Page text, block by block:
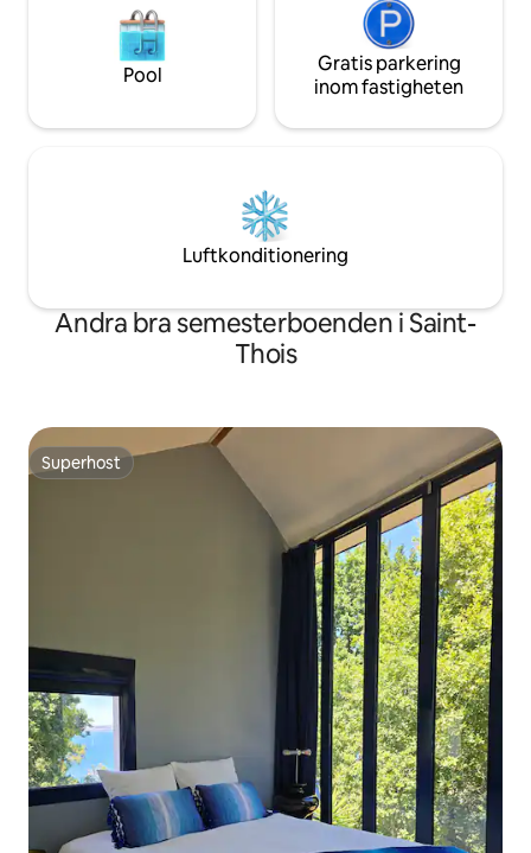
Pool
Gratis parkering
inom fastigheten
Luftkonditionering
Andra bra semesterboenden i Saint-
Thois
Superhost
Superhost